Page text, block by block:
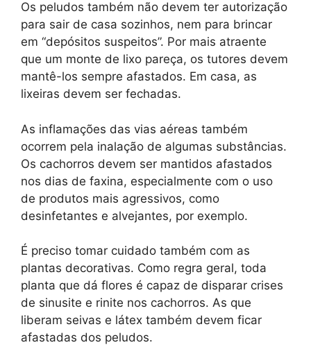
Os peludos também não devem ter autorização
para sair de casa sozinhos, nem para brincar
em “depósitos suspeitos”. Por mais atraente
que um monte de lixo pareça, os tutores devem
mantê-los sempre afastados. Em casa, as
lixeiras devem ser fechadas.
As inflamações das vias aéreas também
ocorrem pela inalação de algumas substâncias.
Os cachorros devem ser mantidos afastados
nos dias de faxina, especialmente com o uso
de produtos mais agressivos, como
desinfetantes e alvejantes, por exemplo.
É preciso tomar cuidado também com as
plantas decorativas. Como regra geral, toda
planta que dá flores é capaz de disparar crises
de sinusite e rinite nos cachorros. As que
liberam seivas e látex também devem ficar
afastadas dos peludos.